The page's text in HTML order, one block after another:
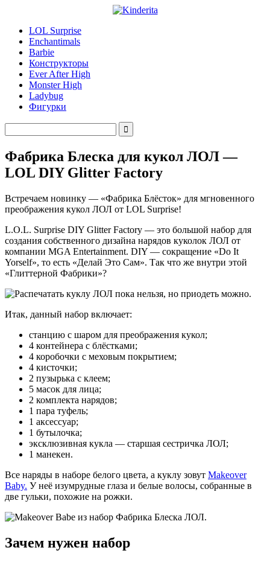
LOL Surprise
Enchantimals
Barbie
Конструкторы
Ever After High
Monster High
Ladybug
Фигурки
Фабрика Блеска для кукол ЛОЛ —
LOL DIY Glitter Factory
Встречаем новинку — «Фабрика Блёсток» для мгновенного
преображения кукол ЛОЛ от LOL Surprise!
L.O.L. Surprise DIY Glitter Factory — это большой набор для
создания собственного дизайна нарядов куколок ЛОЛ от
компании MGA Entertainment. DIY — сокращение «Do It
Yorself», то есть «Делай Это Сам». Так что же внутри этой
«Глиттерной Фабрики»?
Итак, данный набор включает:
станцию с шаром для преображения кукол;
4 контейнера с блёстками;
4 коробочки с меховым покрытием;
4 кисточки;
2 пузырька с клеем;
5 масок для лица;
2 комплекта нарядов;
1 пара туфель;
1 аксессуар;
1 бутылочка;
эксклюзивная кукла — старшая сестричка ЛОЛ;
1 манекен.
Все наряды в наборе белого цвета, а куклу зовут Makeover
Baby. У неё изумрудные глаза и белые волосы, собранные в
две гульки, похожие на рожки.
Зачем нужен набор